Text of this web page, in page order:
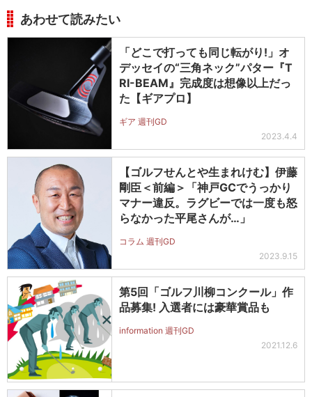
あわせて読みたい
「どこで打っても同じ転がり!」オ
デッセイの“三角ネック”パター『T
RI-BEAM』完成度は想像以上だっ
た【ギアプロ】
ギア 週刊GD
2023.4.4
【ゴルフせんとや生まれけむ】伊藤
剛臣＜前編＞「神戸GCでうっかり
マナー違反。ラグビーでは一度も怒
らなかった平尾さんが…」
コラム 週刊GD
2023.9.15
第5回「ゴルフ川柳コンクール」作
品募集! 入選者には豪華賞品も
information 週刊GD
2021.12.6